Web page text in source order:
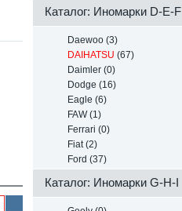
ост
Каталог: Иномарки D-E-F
Daewoo (3)
DAIHATSU (67)
Daimler (0)
Dodge (16)
Eagle (6)
FAW (1)
Ferrari (0)
Fiat (2)
Ford (37)
Каталог: Иномарки G-H-I